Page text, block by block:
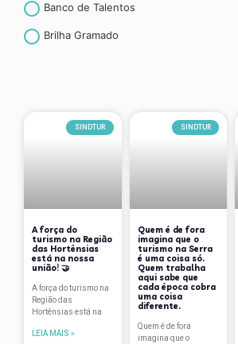
Banco de Talentos
Brilha Gramado
Convenção coletiva de trabalho
Data Comemorativa
Depoimentos
Dicas de Viagem
Eventos
SINDTUR
A força do
turismo na Região
das Hortênsias
está na nossa
união! 🤝
A força do turismo na
Região das
Hortênsias está na
LEIA MAIS »
SINDTUR
Quem é de fora
imagina que o
turismo na Serra
é uma coisa só.
Quem trabalha
aqui sabe que
cada época cobra
uma coisa
diferente.
Quem é de fora
imagina que o